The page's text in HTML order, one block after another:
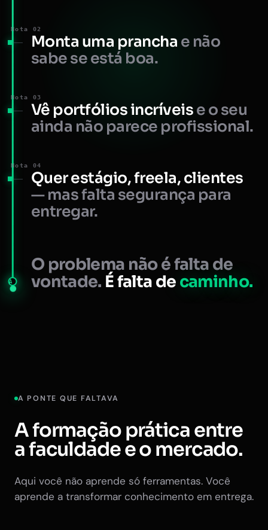
A
Nota 02
Monta uma prancha e não
sabe se está boa.
Nota 03
Vê portfólios incríveise o seu
ainda não parece profissional.
Nota 04
Quer estágio, freela, clientes
— mas falta segurança para
entregar.
O problema não é falta de
vontade. É falta de caminho.
A PONTE QUE FALTAVA
A formação prática entre
a faculdade e o mercado.
Aqui você não aprende só ferramentas. Você
aprende a transformar conhecimento em entrega.